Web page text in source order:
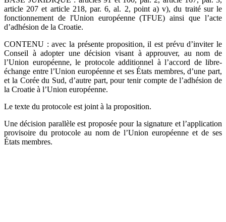
article 207 et article 218, par. 6, al. 2, point a) v), du traité sur le
fonctionnement de l'Union européenne (TFUE) ainsi que l’acte
d’adhésion de la Croatie.
CONTENU : avec la présente proposition, il est prévu d’inviter le
Conseil à adopter une décision visant à approuver, au nom de
l’Union européenne, le protocole additionnel à l’accord de libre-
échange entre l’Union européenne et ses États membres, d’une part,
et la Corée du Sud, d’autre part, pour tenir compte de l’adhésion de
la Croatie à l’Union européenne.
Le texte du protocole est joint à la proposition.
Une décision parallèle est proposée pour la signature et l’application
provisoire du protocole au nom de l’Union européenne et de ses
États membres.